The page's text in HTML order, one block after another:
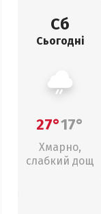
Сб
Сьогодні
27°17°
Хмарно,
слабкий дощ